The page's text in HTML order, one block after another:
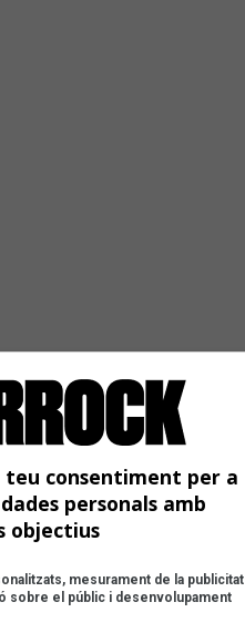
teu consentiment per a
personals amb
objectius
mesurament de la publicitat
sobre el públic i desenvolupament